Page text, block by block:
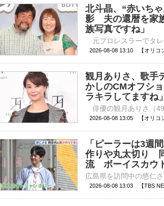
北斗晶、“赤いち
影 夫の還暦を家
族写真ですね」
2026-08-08 13:10 【オリコ
観月ありさ、歌手
かしのCMオフシ
ラキラしてますね」
2026-08-08 13:05 【オリコ
「ピーラーは3週
作りや丸太切り
流 ボーイスカウ
2026-08-08 13:03 【TBS